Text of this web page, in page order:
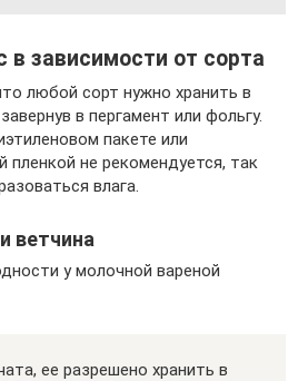
в зависимости от сорта
любой сорт нужно хранить в
в пергамент или фольгу.
пакете или
пленкой не рекомендуется, так
влага.
ветчина
у молочной вареной
ее разрешено хранить в